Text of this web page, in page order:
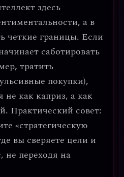
здесь
а в
четкие границы. Если
саботировать
тратить
покупки),
не как каприз, а как
Практический совет:
«стратегическую
вы сверяете цели и
не переходя на